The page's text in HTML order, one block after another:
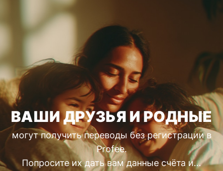
ВАШИ ДРУЗЬЯ И РОДНЫЕ
могут получить переводы без регистрации в
Profee.
Попросите их дать вам данные счёта и...